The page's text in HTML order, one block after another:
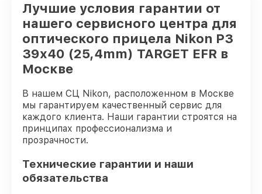
Лучшие условия гарантии от
нашего сервисного центра для
оптического прицела Nikon P3
39x40 (25,4mm) TARGET EFR в
Москве
В нашем СЦ Nikon, расположенном в Москве
мы гарантируем качественный сервис для
каждого клиента. Наши гарантии строятся на
принципах профессионализма и
прозрачности.
Технические гарантии и наши
обязательства